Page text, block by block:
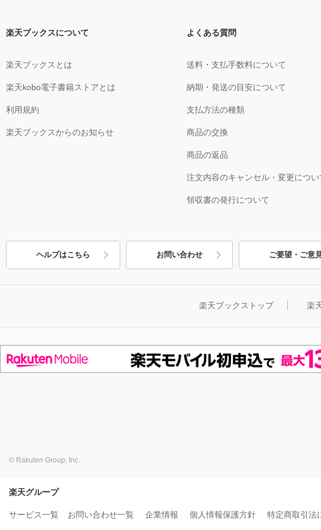
楽天ブックスについて
楽天ブックスとは
楽天kobo電子書籍ストアとは
利用規約
楽天ブックスからのお知らせ
よくある質問
送料・支払手数料について
納期・発送の目安について
支払方法の種類
商品の交換
商品の返品
注文内容のキャンセル・変更につい
領収書の発行について
ヘルプはこちら お問い合わせ ご要望・ご意
楽天ブックストップ 楽
© Rakuten Group, Inc.
楽天グループ
サービス一覧 お問い合わせ一覧 企業情報 個人情報保護方針 特定商取引法